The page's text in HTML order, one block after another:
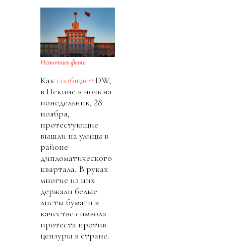
Источник фото
Как сообщает DW,
в Пекине в ночь на
понедельник, 28
ноября,
протестующие
вышли на улицы в
районе
дипломатического
квартала. В руках
многие из них
держали белые
листы бумаги в
качестве символа
протеста против
цензуры в стране.